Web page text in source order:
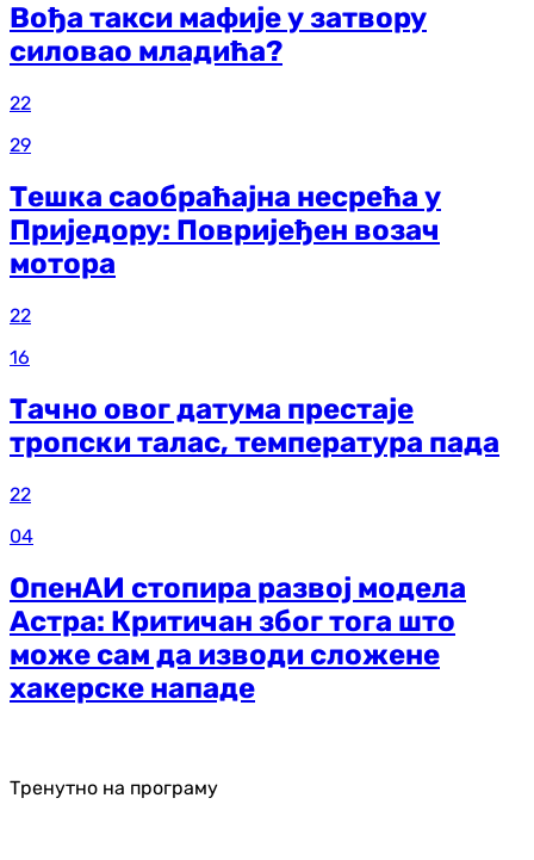
Вођа такси мафије у затвору
силовао младића?
22
29
Тешка саобраћајна несрећа у
Приједору: Повријеђен возач
мотора
22
16
Тачно овог датума престаје
тропски талас, температура пада
22
04
ОпенАИ стопира развој модела
Астра: Критичан због тога што
може сам да изводи сложене
хакерске нападе
Тренутно на програму